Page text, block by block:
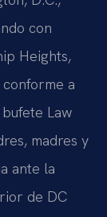
con
Heights,
a
Law
madres y
ante la
de DC